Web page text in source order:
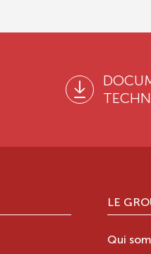
LE
Qui